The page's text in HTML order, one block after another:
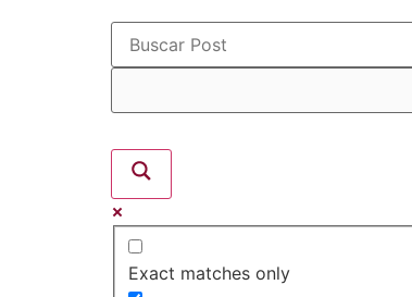
Exact matches only